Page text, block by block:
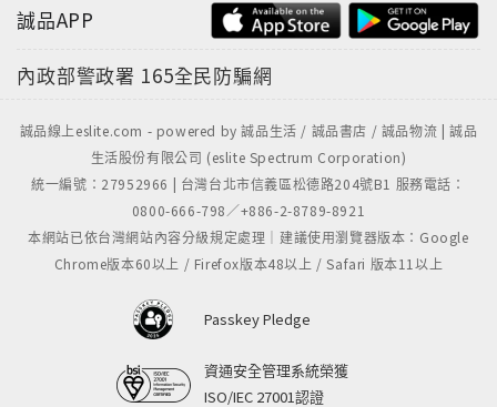
誠品APP
內政部警政署 165全民防騙網
誠品線上eslite.com - powered by 誠品生活 / 誠品書店 / 誠品物流 | 誠品
生活股份有限公司 (eslite Spectrum Corporation)
統一編號：27952966 | 台灣台北市信義區松德路204號B1 服務電話：
0800-666-798／+886-2-8789-8921
本網站已依台灣網站內容分級規定處理｜建議使用瀏覽器版本：Google
Chrome版本60以上 / Firefox版本48以上 / Safari 版本11以上
Passkey Pledge
資通安全管理系統榮獲
ISO/IEC 27001認證